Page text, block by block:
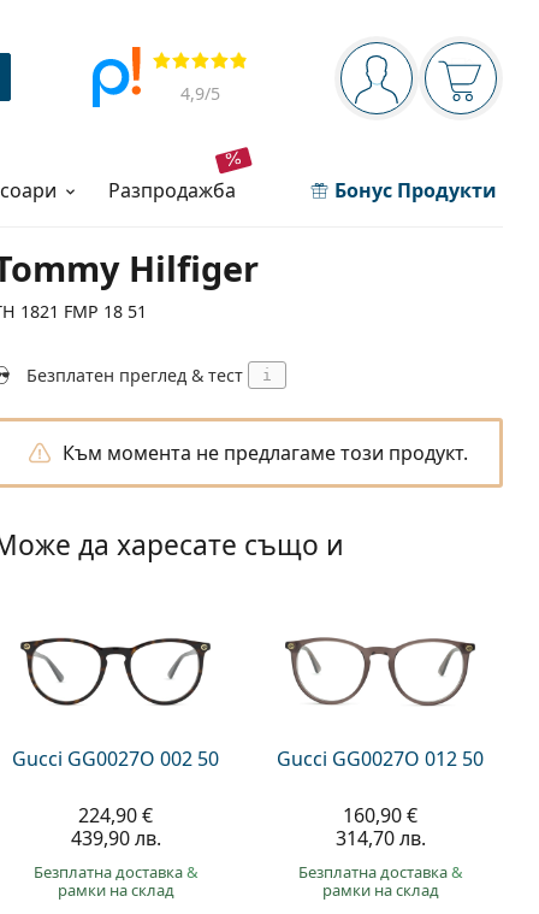
Navigation panel
Вие сте вписани
Прегледи
4,9/5
разпродажба Бонус Продукти
Hilfiger
1821 FMP 18 51
Безплатен преглед & тест i
Към момента не предлагаме този продукт.
да харесате също и
Gucci GG0027O 002 50
224,90 €
439,90 лв.
Безплатна доставка&
рамки на склад
Gucci GG0027O 012 50
160,90 €
314,70 лв.
Безплатна доставка&
рамки на склад